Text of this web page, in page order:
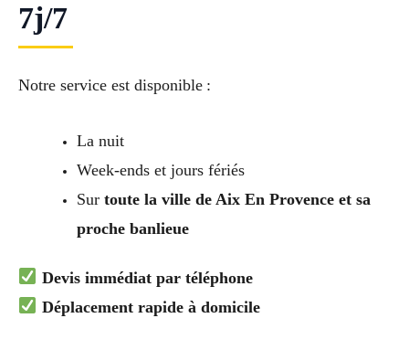
7j/7
Notre service est disponible :
La nuit
Week-ends et jours fériés
Sur toute la ville de Aix En Provence et sa
proche banlieue
Devis immédiat par téléphone
Déplacement rapide à domicile